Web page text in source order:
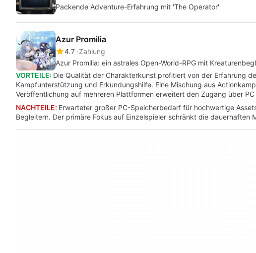
Packende Adventure-Erfahrung mit 'The Operator'
Azur Promilia
4.7 Zahlung
Azur Promilia: ein astrales Open-World-RPG mit
VORTEILE: Die Qualität der Charakterkunst profitiert von der Erfahrung
Kampfunterstützung und Erkundungshilfe. Eine Mischung aus
Veröffentlichung auf mehreren Plattformen erweitert den Zugang über
NACHTEILE: Erwarteter großer PC-Speicherbedarf für hochwertige
Begleitern. Der primäre Fokus auf Einzelspieler schränkt die dauerhaften